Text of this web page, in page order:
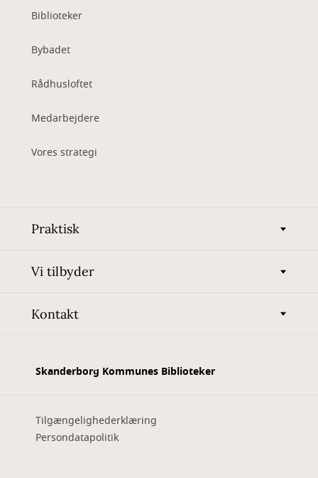
Biblioteker
Bybadet
Rådhusloftet
Medarbejdere
Vores strategi
Praktisk
Vi tilbyder
Kontakt
Skanderborg Kommunes Biblioteker
Tilgængelighederklæring
Persondatapolitik